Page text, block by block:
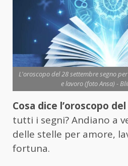
L'oroscopo del 28 settembre segno
e lavoro (foto Ansa) -
Cosa dice l’oroscopo
tutti i segni? Andiano a
delle stelle per amore,
fortuna.